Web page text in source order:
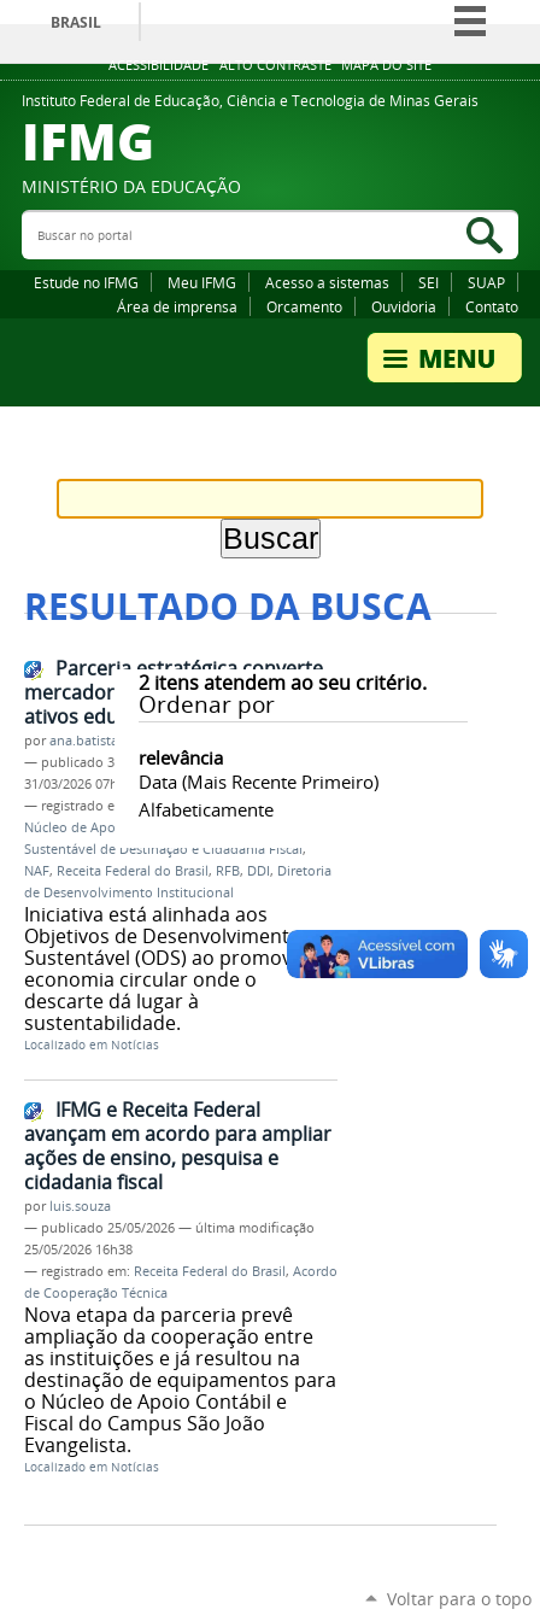
ACESSIBILIDADE ALTO CONTRASTE MAPA DO SITE
BRASIL
Simplifique!
Comunica BR
Legislação
Instituto Federal de Educação, Ciência e Tecnologia de Minas Gerais
IFMG
MINISTÉRIO DA EDUCAÇÃO
Buscar no portal
Estude no IFMG Meu IFMG Acesso a sistemas SEI
SUAP
Área de imprensa
Orcamento Ouvidoria Contato
RESULTADO DA BUSCA
2itens atendem ao seu critério.
Ordenar por
relevância
Data (mais Recente Primeiro)
Alfabeticamente
Parceria estratégica converte
mercadorias apreendidas em
ativos educacionais em Minas
porana.batista
— publicado 30/03/2026—última modificação
31/03/2026 07h53
— registrado em:
Campus São João Evangelista
Núcleo de Apoio Contábil e Fiscal
Sustentável de Destinação e Cidadania Fiscal,
NAF, Receita Federal do Brasil, RFB, DDI, Diretoria
de Desenvolvimento Institucional
Iniciativa está alinhada aos
Objetivos de Desenvolvimento
Sustentável (ODS) ao promover
economia circular onde o
descarte dá lugar à
sustentabilidade.
Localizado em Notícias
IFMG e Receita Federal
avançam em acordo para ampliar
ações de ensino, pesquisa e
cidadania fiscal
por luis.souza
— publicado 25/05/2026 — última modificação
25/05/2026 16h38
— registrado em: Receita Federal do Brasil, Acordo
de Cooperação Técnica
Nova etapa da parceria prevê
ampliação da cooperação entre
as instituições e já resultou na
destinação de equipamentos para
o Núcleo de Apoio Contábil e
Fiscal do Campus São João
Evangelista.
Localizado em Notícias
Voltar para o topo